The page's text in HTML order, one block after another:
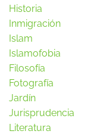
Historia
Inmigración
Islam
Islamofobia
Filosofía
Fotografía
Jardín
Jurisprudencia
Literatura